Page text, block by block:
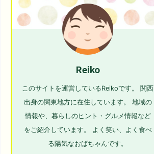
Reiko
このサイトを運営しているReikoです。 関西
出身の関東地方に在住しています。 地域の
情報や、暮らしのヒント・グルメ情報など
をご紹介しています。 よく笑い、よく食べ
る陽気なおばちゃんです。